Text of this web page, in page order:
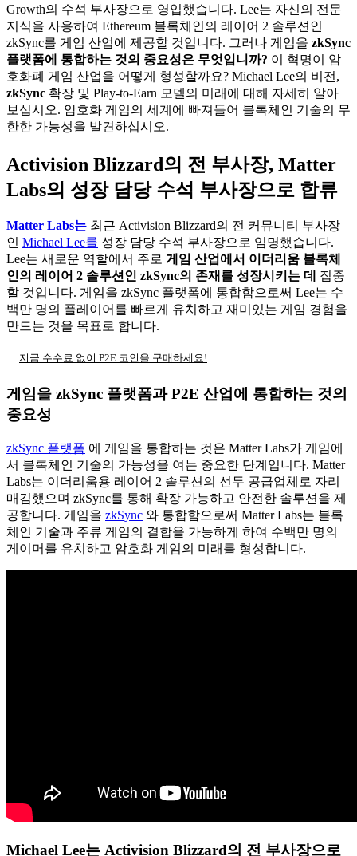
Growth의 수석 부사장으로 영입했습니다. Lee는 자신의 전문
지식을 사용하여 Ethereum 블록체인의 레이어 2 솔루션인
zkSync를 게임 산업에 제공할 것입니다. 그러나 게임을 zkSync
플랫폼에 통합하는 것의 중요성은 무엇입니까? 이 혁명이 암
호화폐 게임 산업을 어떻게 형성할까요? Michael Lee의 비전,
zkSync 확장 및 Play-to-Earn 모델의 미래에 대해 자세히 알아
보십시오. 암호화 게임의 세계에 빠져들어 블록체인 기술의 무
한한 가능성을 발견하십시오.
Activision Blizzard의 전 부사장, Matter
Labs의 성장 담당 수석 부사장으로 합류
Matter Labs는 최근 Activision Blizzard의 전 커뮤니티 부사장
인 Michael Lee를 성장 담당 수석 부사장으로 임명했습니다.
Lee는 새로운 역할에서 주로 게임 산업에서 이더리움 블록체
인의 레이어 2 솔루션인 zkSync의 존재를 성장시키는 데
집중
할 것입니다. 게임을 zkSync 플랫폼에 통합함으로써 Lee는 수
백만 명의 플레이어를 빠르게 유치하고 재미있는 게임 경험을
만드는 것을 목표로 합니다.
지금 수수료 없이 P2E 코인을 구매하세요!
게임을 zkSync 플랫폼과 P2E 산업에 통합하는 것의
중요성
zkSync 플랫폼 에 게임을 통합하는 것은 Matter Labs가 게임에
서 블록체인 기술의 가능성을 여는 중요한 단계입니다. Matter
Labs는 이더리움용 레이어 2 솔루션의 선두 공급업체로 자리
매김했으며 zkSync를 통해 확장 가능하고 안전한 솔루션을 제
공합니다. 게임을 zkSync 와 통합함으로써 Matter Labs는 블록
체인 기술과 주류 게임의 결합을 가능하게 하여 수백만 명의
게이머를 유치하고 암호화 게임의 미래를 형성합니다.
Michael Lee는 Activision Blizzard의 전 부사장으로